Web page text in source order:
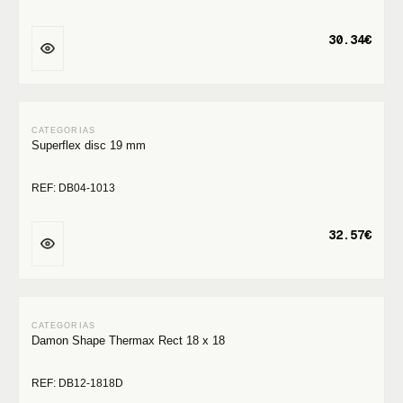
30.34€
Superflex disc 19 mm
REF: DB04-1013
32.57€
Damon Shape Thermax Rect 18 x 18
REF: DB12-1818D